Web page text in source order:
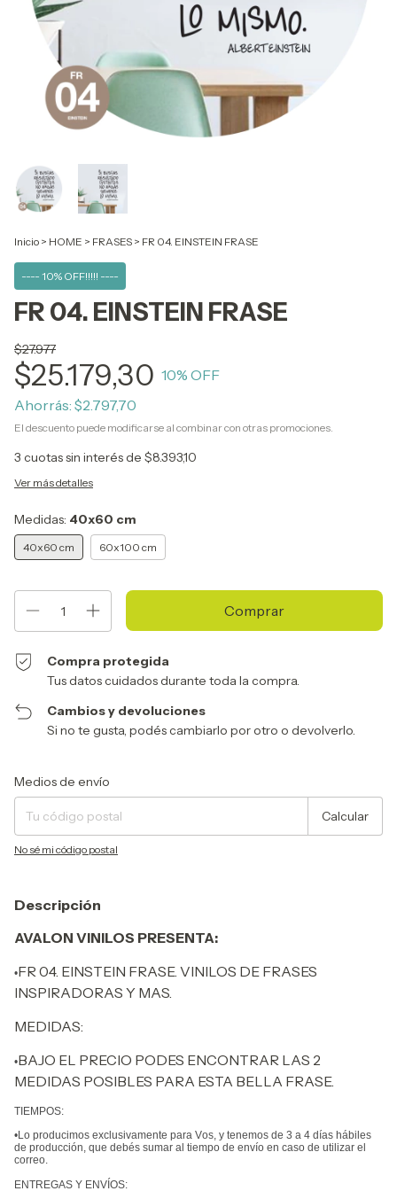
Inicio > HOME > FRASES > FR 04. EINSTEIN FRASE
---- 10% OFF!!!!! ----
FR 04. EINSTEIN FRASE
$27.977
$25.179,30 10% OFF
Ahorrás: $2.797,70
El descuento puede modificarse al combinar con otras promociones.
3 cuotas sin interés de $8.393,10
Ver más detalles
Medidas: 40x60 cm
40x60 cm 60x100 cm
Compra protegida
Tus datos cuidados durante toda la compra.
Cambios y devoluciones
Si no te gusta, podés cambiarlo por otro o devolverlo.
Entregas para el CP:
Medios de envío
Calcular
No sé mi código postal
Descripción
AVALON VINILOS PRESENTA:
•FR 04. EINSTEIN FRASE. VINILOS DE FRASES
INSPIRADORAS Y MAS.
MEDIDAS:
•BAJO EL PRECIO PODES ENCONTRAR LAS 2
MEDIDAS POSIBLES PARA ESTA BELLA FRASE.
TIEMPOS:
•Lo producimos exclusivamente para Vos, y tenemos de 3 a 4 días hábiles
de producción, que debés sumar al tiempo de envío en caso de utilizar el
correo.
ENTREGAS Y ENVÍOS: